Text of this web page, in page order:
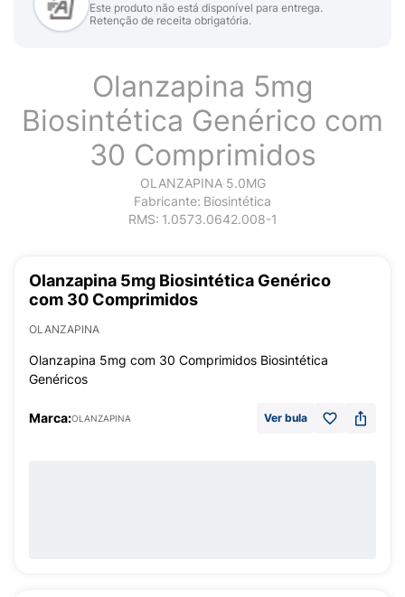
Este produto não está disponível para entrega.
Retenção de receita obrigatória.
Olanzapina 5mg
Biosintética Genérico com
30 Comprimidos
OLANZAPINA 5.0MG
Fabricante: Biosintética
RMS: 1.0573.0642.008-1
Olanzapina 5mg Biosintética Genérico
com 30 Comprimidos
OLANZAPINA
Olanzapina 5mg com 30 Comprimidos Biosintética
Genéricos
Marca:OLANZAPINA Ver bula